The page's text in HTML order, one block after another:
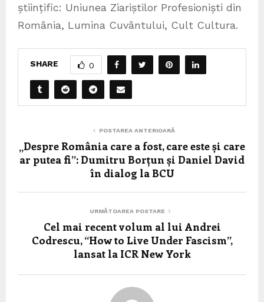
științific: Uniunea Ziariștilor Profesioniști din
România, Lumina Cuvântului, Cult Cultura.
SHARE 0
POSTAREA ANTERIOARĂ
„Despre România care a fost, care este și care
ar putea fi”: Dumitru Borțun și Daniel David
în dialog la BCU
URMĂTOAREA POSTARE
Cel mai recent volum al lui Andrei
Codrescu, “How to Live Under Fascism”,
lansat la ICR New York